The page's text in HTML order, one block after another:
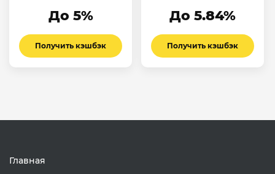
До 5%
Получить кэшбэк
До 5.84%
Получить кэшбэк
Главная